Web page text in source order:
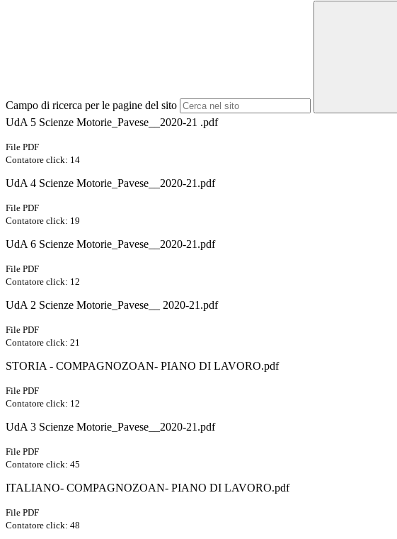
Campo di ricerca per le pagine del sito
UdA 5 Scienze Motorie_Pavese__2020-21 .pdf
File PDF
Contatore click: 14
UdA 4 Scienze Motorie_Pavese__2020-21.pdf
File PDF
Contatore click: 19
UdA 6 Scienze Motorie_Pavese__2020-21.pdf
File PDF
Contatore click: 12
UdA 2 Scienze Motorie_Pavese__ 2020-21.pdf
File PDF
Contatore click: 21
STORIA - COMPAGNOZOAN- PIANO DI LAVORO.pdf
File PDF
Contatore click: 12
UdA 3 Scienze Motorie_Pavese__2020-21.pdf
File PDF
Contatore click: 45
ITALIANO- COMPAGNOZOAN- PIANO DI LAVORO.pdf
File PDF
Contatore click: 48